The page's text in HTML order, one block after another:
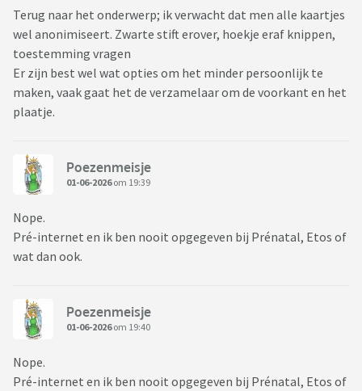
Terug naar het onderwerp; ik verwacht dat men alle kaartjes
wel anonimiseert. Zwarte stift erover, hoekje eraf knippen,
toestemming vragen
Er zijn best wel wat opties om het minder persoonlijk te
maken, vaak gaat het de verzamelaar om de voorkant en het
plaatje.
Poezenmeisje
01-06-2026om 19:39
Nope.
Pré-internet en ik ben nooit opgegeven bij Prénatal, Etos of
wat dan ook.
Poezenmeisje
01-06-2026om 19:40
Nope.
Pré-internet en ik ben nooit opgegeven bij Prénatal, Etos of